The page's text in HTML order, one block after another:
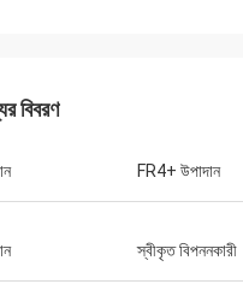
বিবরণ
FR4+ উপাদান
স্বীকৃত বিপননকারী